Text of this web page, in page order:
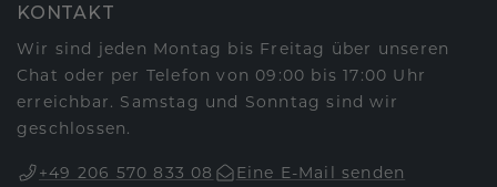
KONTAKT
Wir sind jeden Montag bis Freitag über unseren
Chat oder per Telefon von 09:00 bis 17:00 Uhr
erreichbar. Samstag und Sonntag sind wir
geschlossen.
+49 206 570 833 08
Eine E-Mail senden